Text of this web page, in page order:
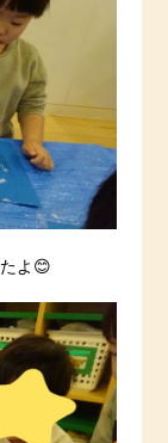
よ😊